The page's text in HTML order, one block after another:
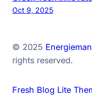
Oct 9, 2025
© 2025
rights reserved.
Fresh Blog Lite